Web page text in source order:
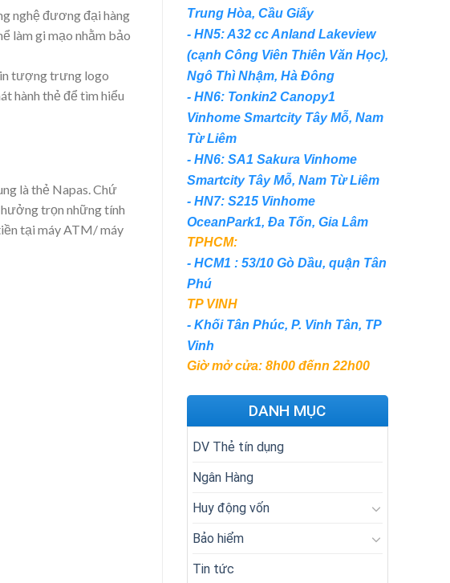
nghệ đương đại hàng
làm gi mạo nhằm bảo
tượng trưng logo
hành thẻ để tìm hiểu
là thẻ Napas. Chứ
hưởng trọn những tính
tại máy ATM/ máy
Trung Hòa, Cầu Giấy
- HN5: A32 cc Anland Lakeview
(cạnh Công Viên Thiên Văn Học),
Ngô Thì Nhậm, Hà Đông
- HN6: Tonkin2 Canopy1
Vinhome Smartcity Tây Mỗ, Nam
Từ Liêm
- HN6: SA1 Sakura Vinhome
Smartcity Tây Mỗ, Nam Từ Liêm
- HN7: S215 Vinhome
OceanPark1, Đa Tốn, Gia Lâm
TPHCM:
- HCM1 : 53/10 Gò Dầu, quận Tân
Phú
TP VINH
- Khối Tân Phúc, P. Vinh Tân, TP
Vinh
Giờ mở cửa: 8h00 đếnn 22h00
DANH MỤC
DV Thẻ tín dụng
Ngân Hàng
Huy động vốn
Bảo hiểm
Tin tức